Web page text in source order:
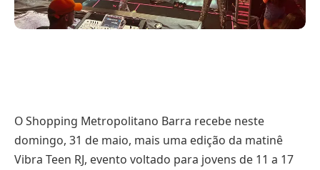
O Shopping Metropolitano Barra recebe neste
domingo, 31 de maio, mais uma edição da matinê
Vibra Teen RJ, evento voltado para jovens de 11 a 17